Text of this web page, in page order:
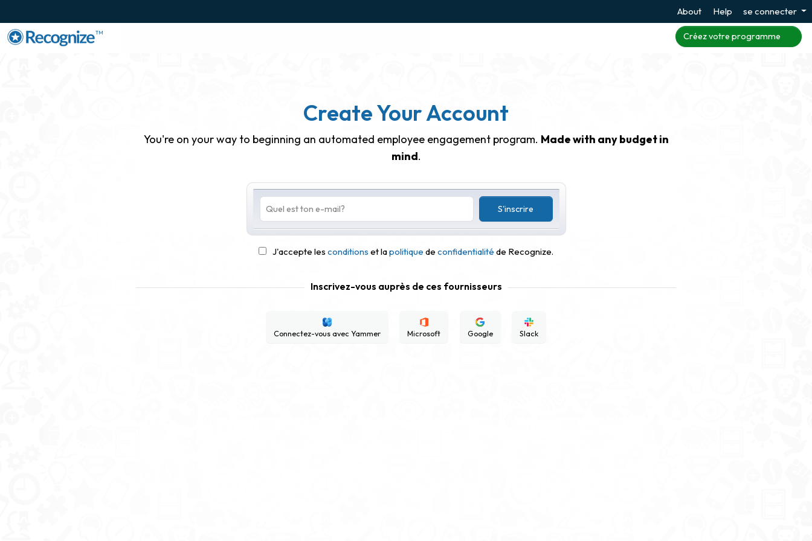
About Help se connecter
TM Créez votre programme
Create Your Account
You're on your way to beginning an automated employee engagement program. Made with any budget in
mind.
S'inscrire
J'accepte les conditions et lapolitique de confidentialité de Recognize.
Inscrivez-vous auprès de ces fournisseurs
Connectez-vous avec Yammer Microsoft Google Slack